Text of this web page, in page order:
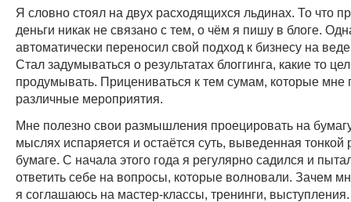
Я словно стоял на двух расходящихся льдинах. То что
деньги никак не связано с тем, о чём я пишу в блоге.
автоматически переносил свой подход к бизнесу на
Стал задумываться о результатах блоггинга, какие то
продумывать. Прицениваться к тем сумам, которые мне
различные мероприятия.
Мне полезно свои размышления проецировать на
мыслях испаряется и остаётся суть, выведенная тонкой
бумаге. С начала этого года я регулярно садился и
ответить себе на вопросы, которые волновали. Зачем
я соглашаюсь на мастер-классы, тренинги, выступления.